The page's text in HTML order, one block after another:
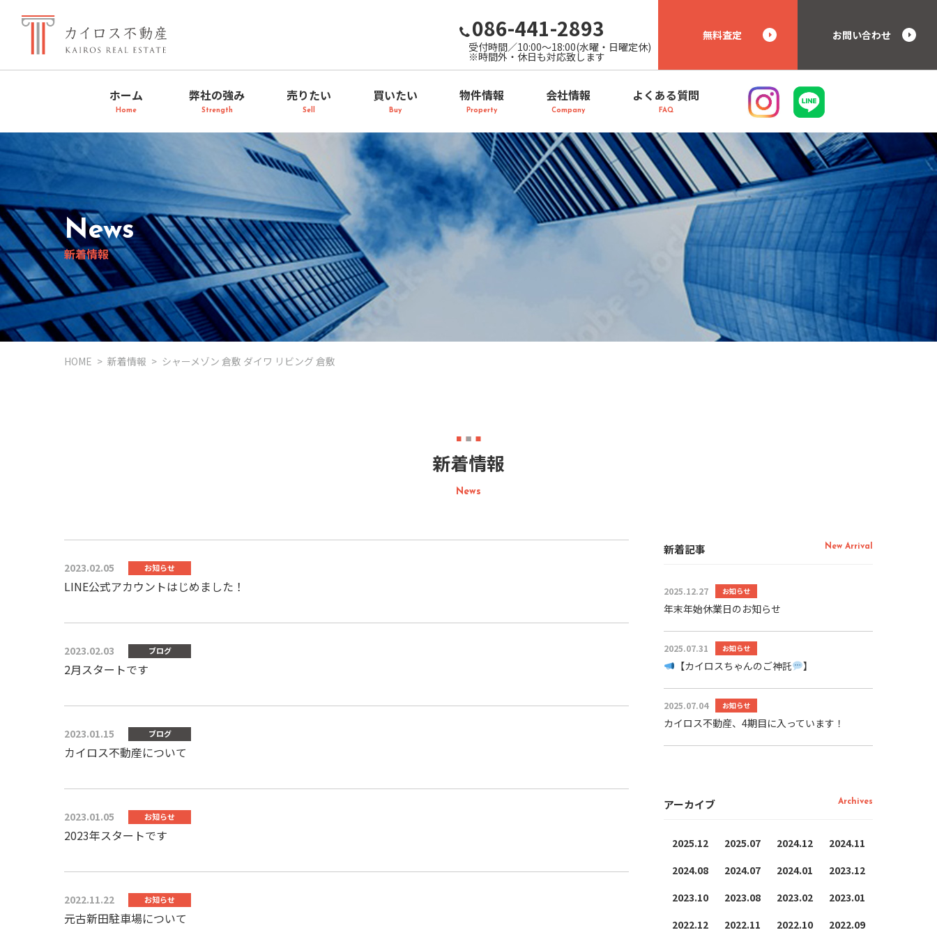
086-441-2893
受付時間／10:00～18:00(水曜・日曜定休)
※時間外・休日も対応致します
無料査定 お問い合わせ
ホーム
Home
弊社の強み
Strength
売りたい
Sell
買いたい
Buy
物件情報
Property
会社情報
Company
よくある質問
FAQ
News
新着情報
HOME 新着情報 シャーメゾン 倉敷 ダイワ リビング 倉敷
新着情報
News
2023.02.05 お知らせ
LINE公式アカウントはじめました！
2023.02.03 ブログ
2月スタートです
2023.01.15 ブログ
カイロス不動産について
2023.01.05 お知らせ
2023年スタートです
2022.11.22 お知らせ
元古新田駐車場について
新着記事 New Arrival
2025.12.27 お知らせ
年末年始休業日のお知らせ
2025.07.31 お知らせ
【カイロスちゃんのご神託 】
2025.07.04 お知らせ
カイロス不動産、4期目に入っています！
アーカイブ Archives
2025.12 2025.07 2024.12
2024.11
2024.08
2024.07 2024.01
2023.12
2023.10
2023.08 2023.02
2023.01
2022.12
2022.11 2022.10 2022.09